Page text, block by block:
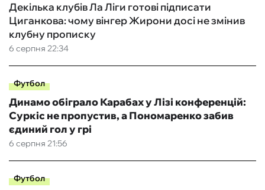
6 серпня 22:34
Декілька клубів Ла Ліги готові підписати
Циганкова: чому вінгер Жирони досі не змінив
клубну прописку
Футбол
6 серпня 21:56
Динамо обіграло Карабах у Лізі конференцій:
Суркіс не пропустив, а Пономаренко забив
єдиний гол у грі
Футбол